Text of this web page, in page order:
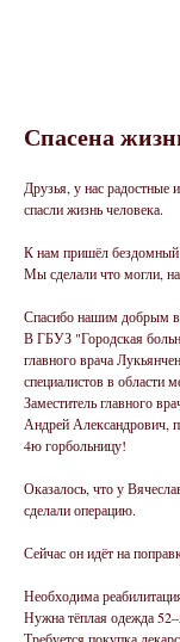
Спасена
Друзья, у нас
спасли жизнь человека.
К нам пришёл бездомный
Мы сделали что могли,
Спасибо нашим добрым
В ГБУЗ "Городская
главного врача
специалистов в области
Заместитель главного
Андрей Александрович,
4ю горбольницу!
Оказалось, что у
сделали операцию.
Сейчас он идёт на
Необходима
Нужна тёплая одежда